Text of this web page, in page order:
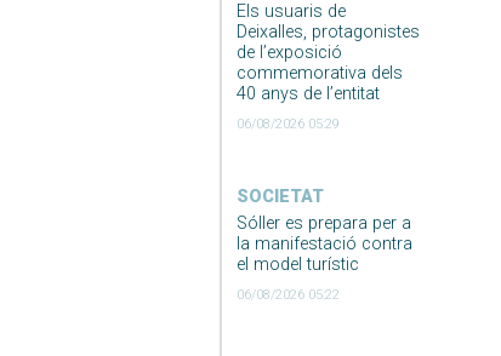
Els usuaris de
Deixalles, protagonistes
de l’exposició
commemorativa dels
40 anys de l’entitat
06/08/2026 05:29
SOCIETAT
Sóller es prepara per a
la manifestació contra
el model turístic
06/08/2026 05:22